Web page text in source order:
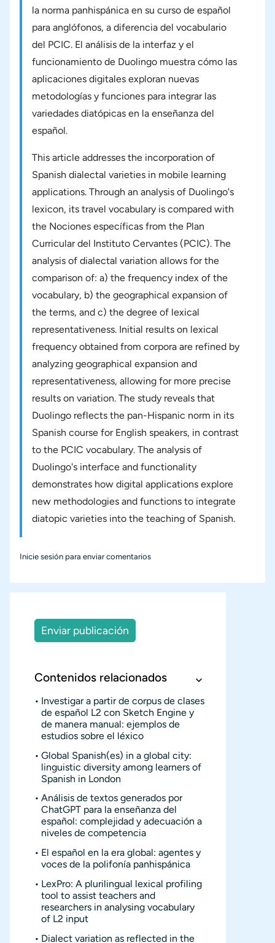
la norma panhispánica en su curso de español
para anglófonos, a diferencia del vocabulario
del PCIC. El análisis de la interfaz y el
funcionamiento de Duolingo muestra cómo las
aplicaciones digitales exploran nuevas
metodologías y funciones para integrar las
variedades diatópicas en la enseñanza del
español.
This article addresses the incorporation of
Spanish dialectal varieties in mobile learning
applications. Through an analysis of Duolingo's
lexicon, its travel vocabulary is compared with
the Nociones específicas from the Plan
Curricular del Instituto Cervantes (PCIC). The
analysis of dialectal variation allows for the
comparison of: a) the frequency index of the
vocabulary, b) the geographical expansion of
the terms, and c) the degree of lexical
representativeness. Initial results on lexical
frequency obtained from corpora are refined by
analyzing geographical expansion and
representativeness, allowing for more precise
results on variation. The study reveals that
Duolingo reflects the pan-Hispanic norm in its
Spanish course for English speakers, in contrast
to the PCIC vocabulary. The analysis of
Duolingo's interface and functionality
demonstrates how digital applications explore
new methodologies and functions to integrate
diatopic varieties into the teaching of Spanish.
Inicie sesión para enviar comentarios
Enviar publicación
Contenidos relacionados
Investigar a partir de corpus de clases
de español L2 con Sketch Engine y
de manera manual: ejemplos de
estudios sobre el léxico
Global Spanish(es) in a global city:
linguistic diversity among learners of
Spanish in London
Análisis de textos generados por
ChatGPT para la enseñanza del
español: complejidad y adecuación a
niveles de competencia
El español en la era global: agentes y
voces de la polifonía panhispánica
LexPro: A plurilingual lexical profiling
tool to assist teachers and
researchers in analysing vocabulary
of L2 input
Dialect variation as reflected in the